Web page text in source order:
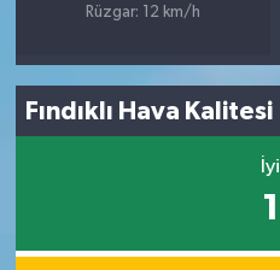
Rüzgar: 12 km/h
Fındıklı Hava Kalitesi
İyi
1